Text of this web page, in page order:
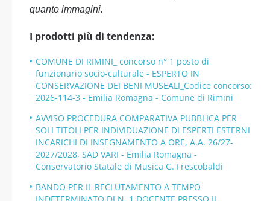
quanto immagini.
I prodotti più di tendenza:
COMUNE DI RIMINI_ concorso n° 1 posto di
funzionario socio-culturale - ESPERTO IN
CONSERVAZIONE DEI BENI MUSEALI_Codice concorso:
2026-114-3 - Emilia Romagna - Comune di Rimini
AVVISO PROCEDURA COMPARATIVA PUBBLICA PER
SOLI TITOLI PER INDIVIDUAZIONE DI ESPERTI ESTERNI
INCARICHI DI INSEGNAMENTO A ORE, A.A. 26/27-
2027/2028, SAD VARI - Emilia Romagna -
Conservatorio Statale di Musica G. Frescobaldi
BANDO PER IL RECLUTAMENTO A TEMPO